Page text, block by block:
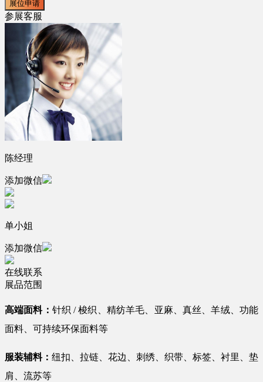
展位申请
参展客服
陈经理
添加微信
单小姐
添加微信
在线联系
展品范围
高端面料： 针织 / 梭织、精纺羊毛、亚麻、真丝、羊绒、功能
面料、可持续环保面料等
服装辅料： 纽扣、拉链、花边、刺绣、织带、标签、衬里、垫
肩、流苏等